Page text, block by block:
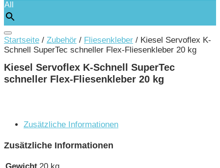
All
Startseite / Zubehör / Fliesenkleber / Kiesel Servoflex K-
Schnell SuperTec schneller Flex-Fliesenkleber 20 kg
Kiesel Servoflex K-Schnell SuperTec
schneller Flex-Fliesenkleber 20 kg
Zusätzliche Informationen
Zusätzliche Informationen